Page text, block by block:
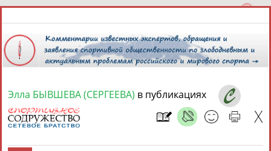
7 августа 2026 года,19:34
СПОРТСМЕНЫ, ТРЕНЕРЫ И СПЕЦИАЛИСТЫ
Элла БЫВШЕВА (СЕРГЕЕВА) в публикациях